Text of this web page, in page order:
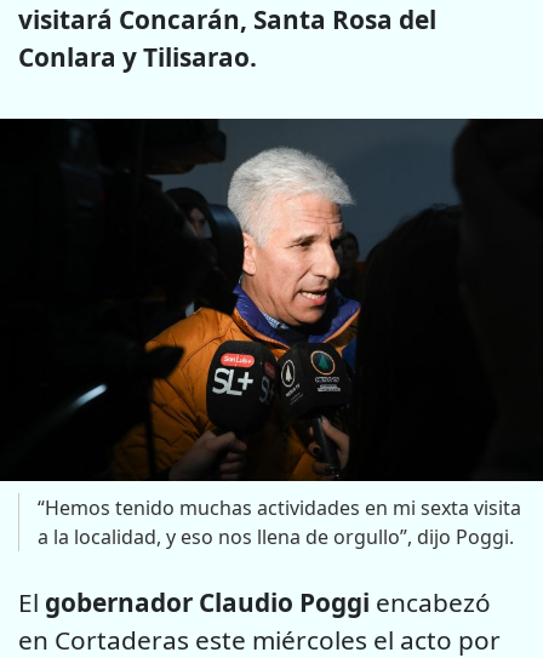
visitará Concarán, Santa Rosa del
Conlara y Tilisarao.
“Hemos tenido muchas actividades en mi sexta visita
a la localidad, y eso nos llena de orgullo”, dijo Poggi.
El gobernador Claudio Poggi encabezó
en Cortaderas este miércoles el acto por